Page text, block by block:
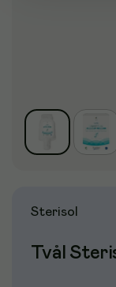
Sterisol
Tvål